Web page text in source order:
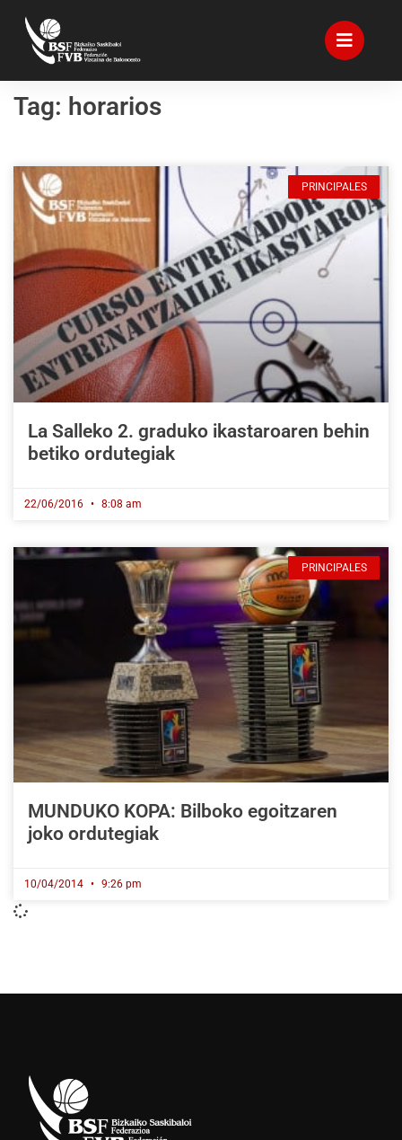
Tag: horarios
PRINCIPALES
La Salleko 2. graduko ikastaroaren behin
betiko ordutegiak
22/06/2016 8:08 am
PRINCIPALES
MUNDUKO KOPA: Bilboko egoitzaren
joko ordutegiak
10/04/2014 9:26 pm